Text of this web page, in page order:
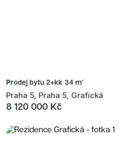
Prodej bytu 2+kk 34 m²
Praha 5, Praha 5, Grafická
8 120 000 Kč